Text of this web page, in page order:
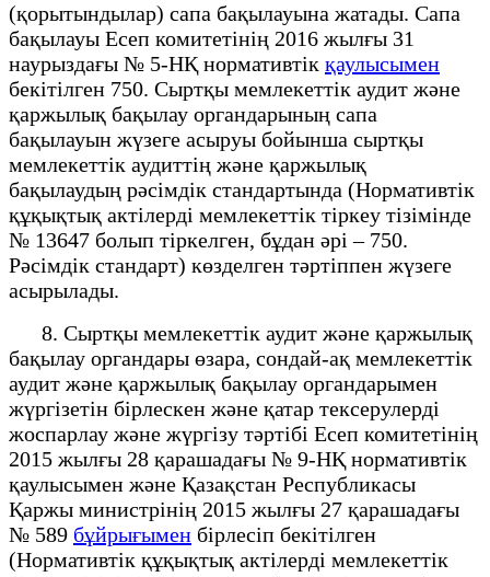
(қорытындылар) сапа бақылауына жатады. Сапа
бақылауы Есеп комитетінің 2016 жылғы 31
наурыздағы № 5-НҚ нормативтік қаулысымен
бекітілген 750. Сыртқы мемлекеттік аудит және
қаржылық бақылау органдарының сапа
бақылауын жүзеге асыруы бойынша сыртқы
мемлекеттік аудиттің және қаржылық
бақылаудың рәсімдік стандартында (Нормативтік
құқықтық актілерді мемлекеттік тіркеу тізімінде
№ 13647 болып тіркелген, бұдан әрі – 750.
Рәсімдік стандарт) көзделген тәртіппен жүзеге
асырылады.
8. Сыртқы мемлекеттік аудит және қаржылық
бақылау органдары өзара, сондай-ақ мемлекеттік
аудит және қаржылық бақылау органдарымен
жүргізетін бірлескен және қатар тексерулерді
жоспарлау және жүргізу тәртібі Есеп комитетінің
2015 жылғы 28 қарашадағы № 9-НҚ нормативтік
қаулысымен және Қазақстан Республикасы
Қаржы министрінің 2015 жылғы 27 қарашадағы
№ 589 бұйрығымен бірлесіп бекітілген
(Нормативтік құқықтық актілерді мемлекеттік